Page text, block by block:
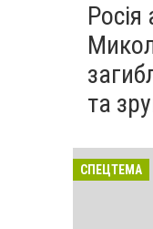
та
СПЕЦТЕМА